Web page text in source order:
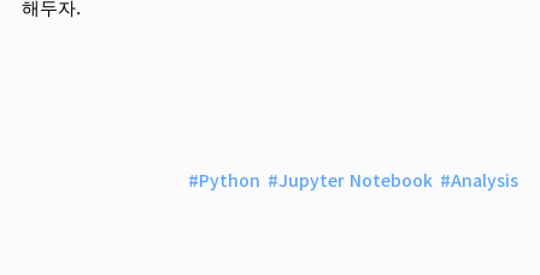
해두자.
#Python #Jupyter Notebook #Analysis